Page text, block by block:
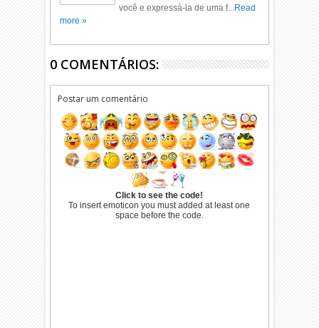
você e expressá-la de uma f...Read
more »
0 COMENTÁRIOS:
Postar um comentário
Click to see the code!
To insert emoticon you must added at least one
space before the code.